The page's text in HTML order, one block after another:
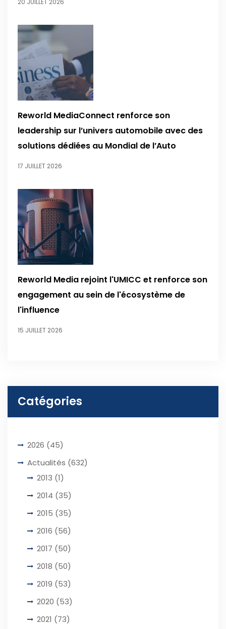
20 JUILLET 2026
Reworld MediaConnect renforce son
leadership sur l’univers automobile avec des
solutions dédiées au Mondial de l’Auto
17 JUILLET 2026
Reworld Media rejoint l'UMICC et renforce son
engagement au sein de l'écosystème de
l'influence
15 JUILLET 2026
Catégories
2026 (45)
Actualités (632)
2013 (1)
2014 (35)
2015 (35)
2016 (56)
2017 (50)
2018 (50)
2019 (53)
2020 (53)
2021 (73)